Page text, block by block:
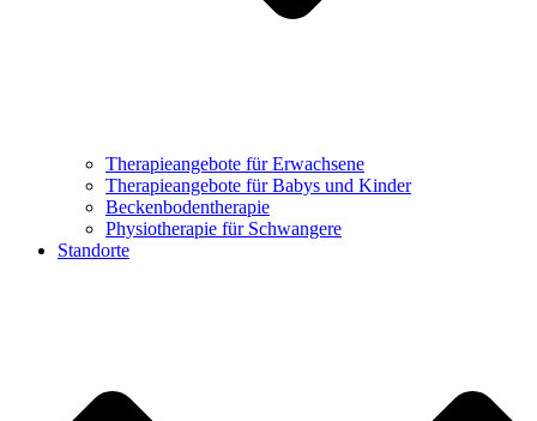
Therapieangebote für Erwachsene
Therapieangebote für Babys und Kinder
Beckenbodentherapie
Physiotherapie für Schwangere
Standorte